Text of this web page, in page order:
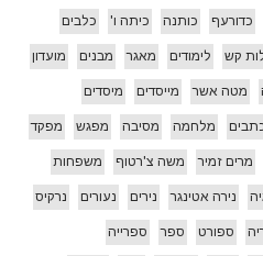
כדורעף כותנה כיתה ו' כלבים
קש לימודים מאגר מבנים מועדון
מטה אשר מייסדים מיסדים
מלחמה מסיבה מפגש מפקד
מרים זמיר משה צ'רטוף משפחות
נירה אטינגר נירים נעורים נרקיס
ספורט ספר ספרייה